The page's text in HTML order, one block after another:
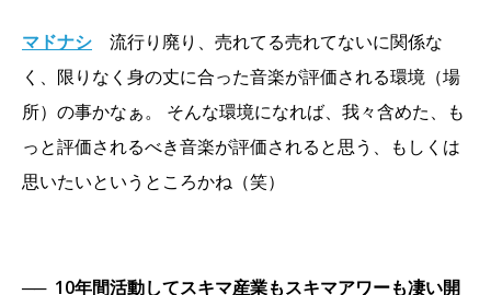
マドナシ
流行り廃り、売れてる売れてないに関係な
く、限りなく身の丈に合った音楽が評価される環境（場
所）の事かなぁ。 そんな環境になれば、我々含めた、も
っと評価されるべき音楽が評価されると思う、もしくは
思いたいというところかね（笑）
── 10年間活動してスキマ産業もスキマアワーも凄い開